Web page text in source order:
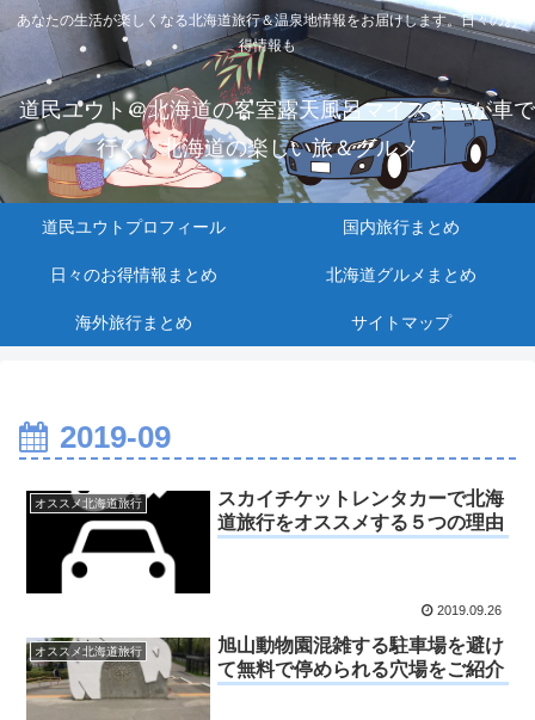
あなたの生活が楽しくなる北海道旅行＆温泉地情報をお届けします。日々のお
得情報も
道民ユウト＠北海道の客室露天風呂マイスターが車で
行く、北海道の楽しい旅＆グルメ
道民ユウトプロフィール 国内旅行まとめ
日々のお得情報まとめ 北海道グルメまとめ
海外旅行まとめ サイトマップ
2019-09
オススメ北海道旅行
スカイチケットレンタカーで北海
道旅行をオススメする５つの理由
2019.09.26
オススメ北海道旅行
旭山動物園混雑する駐車場を避け
て無料で停められる穴場をご紹介